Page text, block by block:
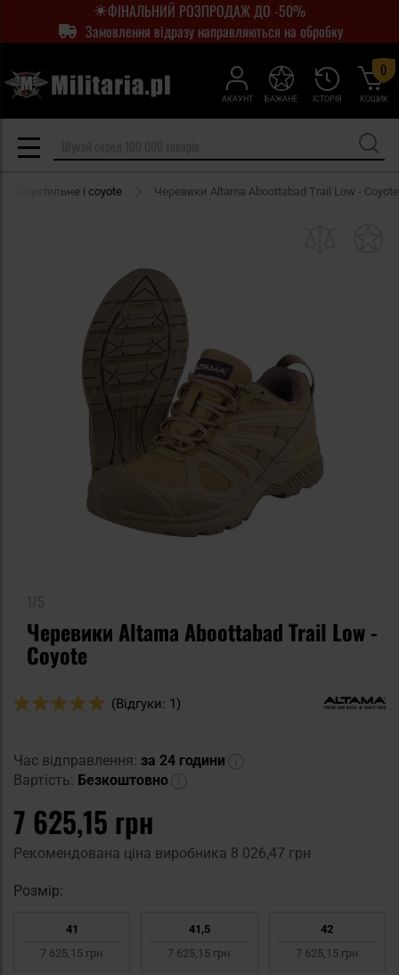
ФІНАЛЬНИЙ РОЗПРОДАЖ ДО -50%
Замовлення відразу направляються на обробку
АКАУНТ ІСТОРІЯ
БАЖАНЕ КОШИК
0
пустельне і coyote Черевики Altama Aboottabad Trail Low - Coyote
Черевики Altama Aboottabad Trail Low -
Coyote
Оцінка:
(Відгуки: 1)
Час відправлення: за 24 години
Вартість: Безкоштовно
7 625,15 грн
Рекомендована ціна виробника 8 026,47 грн
Pозмір:
41
7 625,15 грн
41,5
7 625,15 грн
42
7 625,15 грн